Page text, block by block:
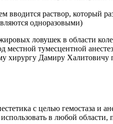
раствор, который
одноразовыми)
ловушек в области
тумесцентной
хирургу Дамиру
с целью гемостаза и
в любой